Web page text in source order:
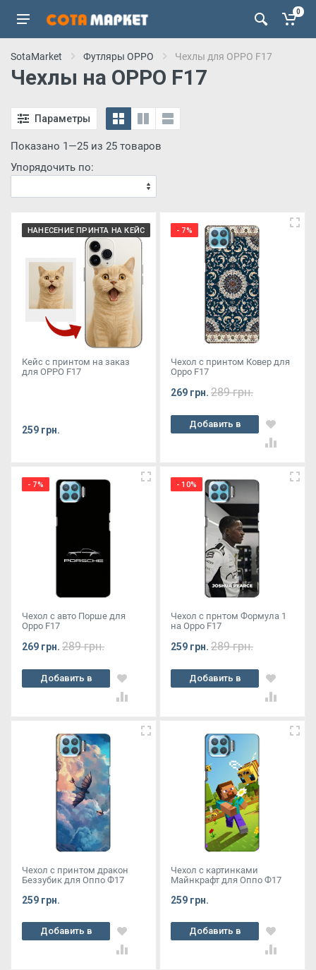
0
SotaMarket Футляры OPPO Чехлы для OPPO F17
Чехлы на OPPO F17
Параметры
Показано 1—25 из 25 товаров
Упорядочить по:
НАНЕСЕНИЕ ПРИНТА НА КЕЙС
Кейс с принтом на заказ
для OPPO F17
259 грн.
- 7%
Чехол с принтом Ковер для
Oppo F17
269 грн. 289 грн.
Добавить в
корзину
- 7%
Чехол с авто Порше для
Oppo F17
269 грн. 289 грн.
Добавить в
корзину
- 10%
Чехол с прнтом Формула 1
на Oppo F17
259 грн. 289 грн.
Добавить в
корзину
Чехол с принтом дракон
Беззубик для Оппо Ф17
259 грн.
Добавить в
корзину
Чехол с картинками
Майнкрафт для Оппо Ф17
259 грн.
Добавить в
корзину